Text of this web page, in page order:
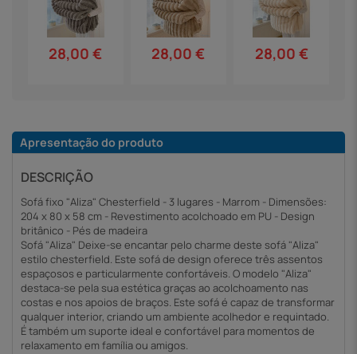
28,00 € 28,00 € 28,00 €
Apresentação do produto
DESCRIÇÃO
Sofá fixo "Aliza" Chesterfield - 3 lugares - Marrom - Dimensões:
204 x 80 x 58 cm - Revestimento acolchoado em PU - Design
britânico - Pés de madeira
Sofá "Aliza" Deixe-se encantar pelo charme deste sofá "Aliza"
estilo chesterfield. Este sofá de design oferece três assentos
espaçosos e particularmente confortáveis. O modelo "Aliza"
destaca-se pela sua estética graças ao acolchoamento nas
costas e nos apoios de braços. Este sofá é capaz de transformar
qualquer interior, criando um ambiente acolhedor e requintado.
É também um suporte ideal e confortável para momentos de
relaxamento em família ou amigos.